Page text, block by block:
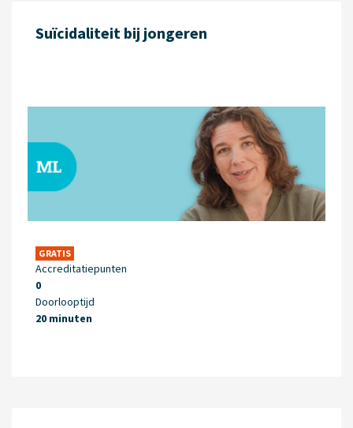
Suïcidaliteit bij jongeren
GRATIS
Accreditatiepunten
0
Doorlooptijd
20 minuten